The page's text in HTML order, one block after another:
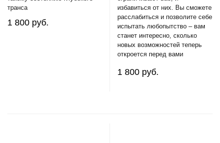
транса
1 800 руб.
избавиться от них. Вы сможете
расслабиться и позволите себе
испытать любопытство – вам
станет интересно, сколько
новых возможностей теперь
откроется перед вами
1 800 руб.